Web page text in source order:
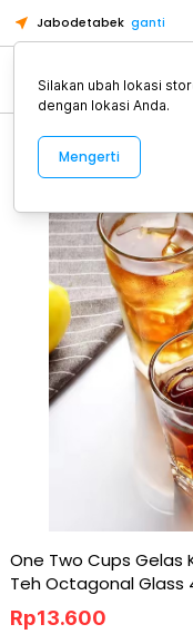
Jabodetabek ganti
Alat Kopi
One Two Cups Gelas
Teh Octagonal Glass
Rp13.600
Silakan ubah lokasi
dengan lokasi Anda.
Mengerti